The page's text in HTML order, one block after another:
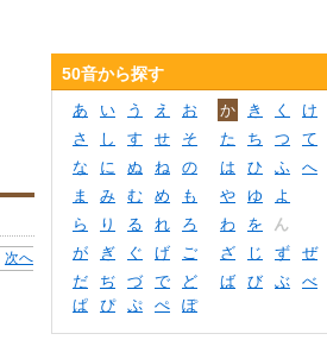
次へ
50音から探す
あ い う え お か き く け
さ
し す せ そ た ち つ て
な
に ぬ ね の は ひ ふ へ
ま
み む め も や ゆ
よ
ら
り る れ ろ わ を
ん
が
ぎ ぐ げ ご ざ じ ず ぜ
だ
ぢ づ で ど ば び ぶ べ
ぱ
ぴ ぷ ぺ ぽ